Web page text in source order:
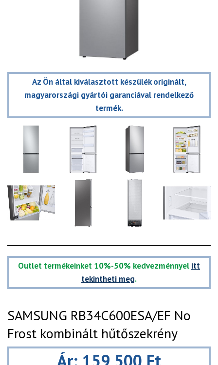
Az Ön által kiválasztott készülék originált,
magyarországi gyártói garanciával rendelkező
termék.
Outlet termékeinket 10%-50% kedvezménnyel itt
tekintheti meg.
SAMSUNG RB34C600ESA/EF No
Frost kombinált hűtőszekrény
Ár: 159 500 Ft